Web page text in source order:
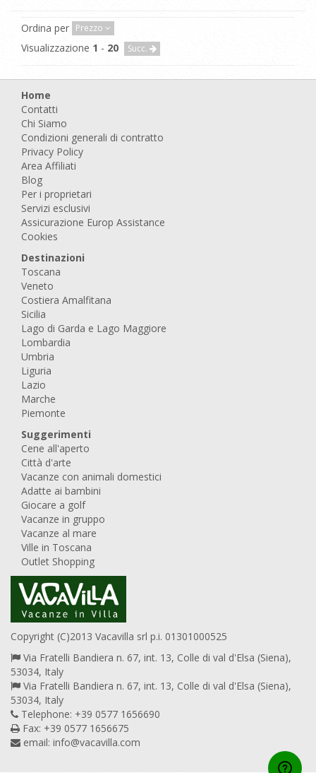
Ordina per Prezzo
Visualizzazione 1 - 20 Succ.
Home
Contatti
Chi Siamo
Condizioni generali di contratto
Privacy Policy
Area Affiliati
Blog
Per i proprietari
Servizi esclusivi
Assicurazione Europ Assistance
Cookies
Destinazioni
Toscana
Veneto
Costiera Amalfitana
Sicilia
Lago di Garda e Lago Maggiore
Lombardia
Umbria
Liguria
Lazio
Marche
Piemonte
Suggerimenti
Cene all'aperto
Città d'arte
Vacanze con animali domestici
Adatte ai bambini
Giocare a golf
Vacanze in gruppo
Vacanze al mare
Ville in Toscana
Outlet Shopping
Copyright (C)2013 Vacavilla srl p.i. 01301000525
Via Fratelli Bandiera n. 67, int. 13, Colle di val d'Elsa (Siena),
53034, Italy
Via Fratelli Bandiera n. 67, int. 13, Colle di val d'Elsa (Siena),
53034, Italy
Telephone: +39 0577 1656690
Fax: +39 0577 1656675
email: info@vacavilla.com